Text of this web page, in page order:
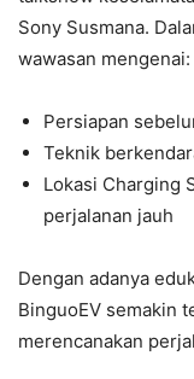
Sony Susmana.
wawasan mengenai:
Persiapan
Teknik
Lokasi Charging
perjalanan jauh
Dengan adanya
BinguoEV semakin
merencanakan